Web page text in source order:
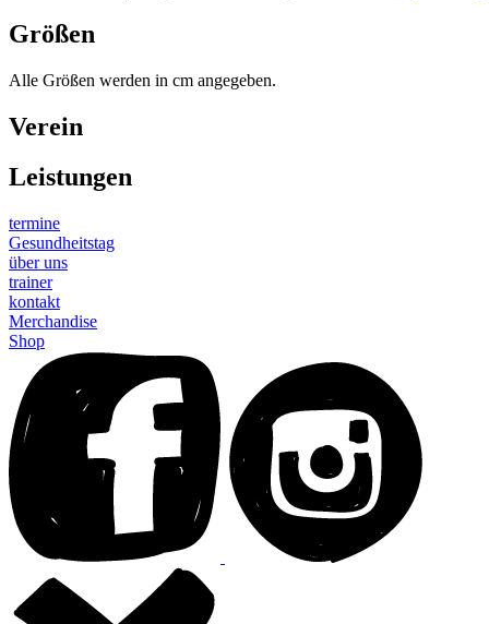
Größen
Alle Größen werden in cm angegeben.
Verein
Leistungen
termine
Gesundheitstag
über uns
trainer
kontakt
Merchandise
Shop